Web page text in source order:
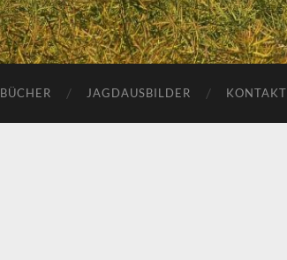
BÜCHER JAGDAUSBILDER KONTAKT